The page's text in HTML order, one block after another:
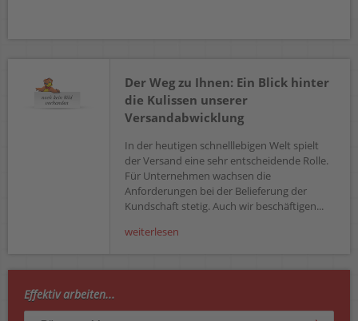
Der Weg zu Ihnen: Ein Blick hinter
die Kulissen unserer
Versandabwicklung
In der heutigen schnelllebigen Welt spielt
der Versand eine sehr entscheidende Rolle.
Für Unternehmen wachsen die
Anforderungen bei der Belieferung der
Kundschaft stetig. Auch wir beschäftigen...
weiterlesen
Effektiv arbeiten...